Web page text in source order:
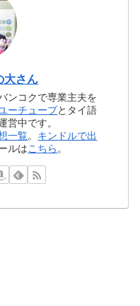
大さん
ンコクで専業主夫を
ーチューブとタイ語
営中です。
一覧。 キンドルで出
ルはこちら。